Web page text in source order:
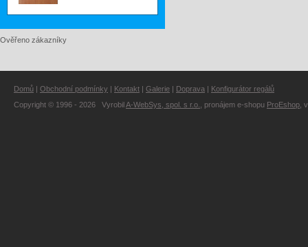
Ověřeno zákazníky
Domů | Obchodní podmínky | Kontakt | Galerie | Doprava | Konfigurátor regálů
Copyright © 1996 - 2026 VyrobilA-WebSys, spol. s r.o. , pronájem e-shopu ProEshop ,